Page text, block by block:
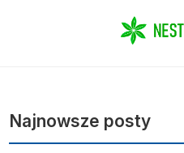
Najnowsze posty